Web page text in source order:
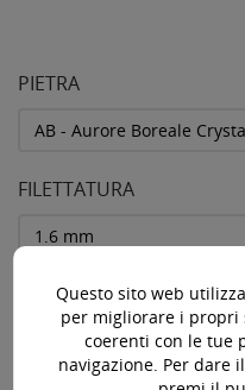
PIETRA
FILETTATURA
LUNGHEZZA / DIAMETRO
Questo sito web
per migliorare i
coerenti con le tue
navigazione. Per dare